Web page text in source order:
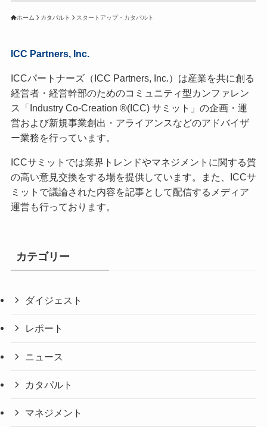
ホーム カタパルト スタートアップ・カタパルト
ICC Partners, Inc.
ICCパートナーズ（ICC Partners, Inc.）は産業を共に創る
経営者・経営幹部のためのコミュニティ型カンファレン
ス「Industry Co-Creation ®(ICC) サミット」の企画・運
営および新規事業創出・アライアンスなどのアドバイザ
ー業務を行っています。
ICCサミットでは業界トレンドやマネジメントに関する質
の高い意見交換をする場を提供しています。また、ICCサ
ミットで議論された内容を記事として配信するメディア
運営も行っております。
カテゴリー
ダイジェスト
レポート
ニュース
カタパルト
マネジメント